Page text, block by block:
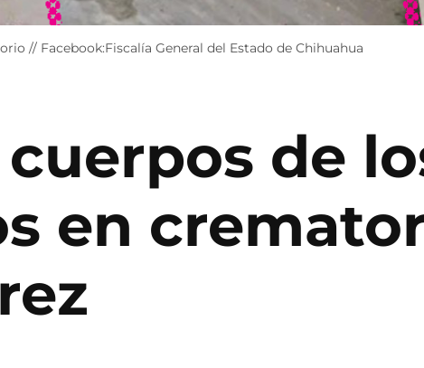
// Facebook:Fiscalía General del Estado de Chihuahua
de
en